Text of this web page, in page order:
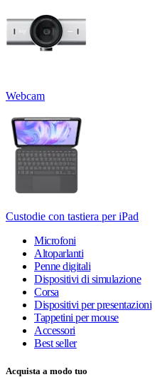
Webcam
Custodie con tastiera per iPad
Microfoni
Altoparlanti
Penne digitali
Dispositivi di simulazione
Corsa
Dispositivi per presentazioni
Tappetini per mouse
Accessori
Best seller
Acquista a modo tuo